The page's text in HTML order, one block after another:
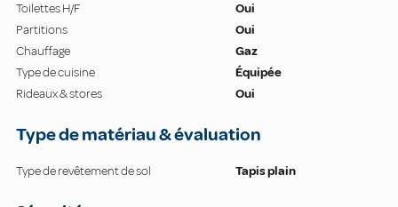
Toilettes H/F
Oui
Partitions
Oui
Chauffage
Gaz
Type de cuisine
Équipée
Rideaux & stores
Oui
Type de matériau & évaluation
Type de revêtement de sol Tapis plain